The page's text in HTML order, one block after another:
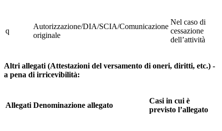
q
Autorizzazione/DIA/SCIA/Comunicazione
originale
Nel caso di
cessazione
dell’attività
Altri allegati (Attestazioni del versamento di oneri, diritti, etc.) -
a pena di irricevibilità:
Allegati Denominazione allegato
Casi in cui è
previsto l’allegato